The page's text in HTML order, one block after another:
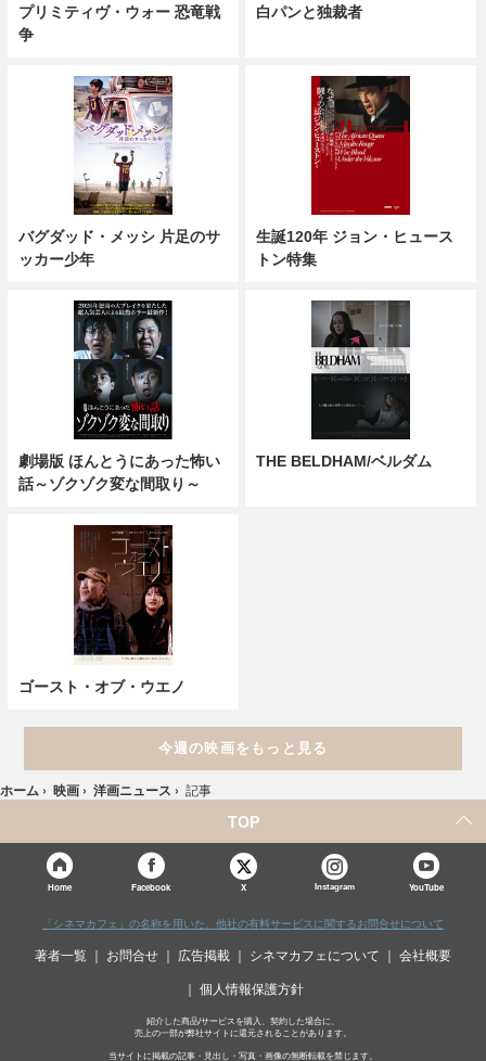
プリミティヴ・ウォー 恐竜戦
争
白パンと独裁者
バグダッド・メッシ 片足のサ
ッカー少年
生誕120年 ジョン・ヒュース
トン特集
劇場版 ほんとうにあった怖い
話～ゾクゾク変な間取り～
THE BELDHAM/ベルダム
ゴースト・オブ・ウエノ
今週の映画をもっと見る
ホーム › 映画 › 洋画ニュース › 記事
TOP
Home Facebook X Instagram YouTube
「シネマカフェ」の名称を用いた、他社の有料サービスに関するお問合せについて
著者一覧 お問合せ 広告掲載 シネマカフェについて 会社概要
個人情報保護方針
紹介した商品/サービスを購入、契約した場合に、
売上の一部が弊社サイトに還元されることがあります。
当サイトに掲載の記事・見出し・写真・画像の無断転載を禁じます。